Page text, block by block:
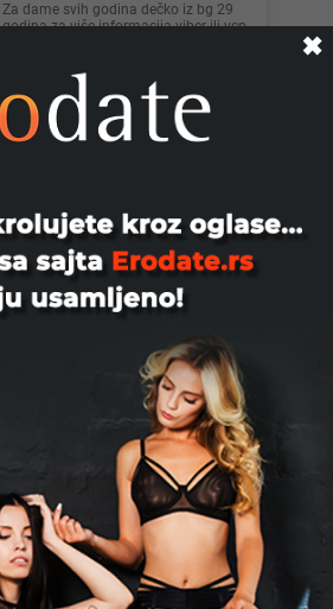
Za dame svih godina dečko iz bg 29
godina za više informacija viber ili vcp
Dragan, 51
Do sada sam uvek...
Beograd
na intimno druženje u diskreciji
060/0123461 sms poziv
Donjohn, 36
Tražim žensko društvo za povremeno
diskretno viđanje. Približno slične
godište i vitke građe rasp...
✖